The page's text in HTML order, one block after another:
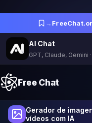
→
AI Chat
GPT, Claude, Gemini
Free Chat
Gerador de
vídeos com IA